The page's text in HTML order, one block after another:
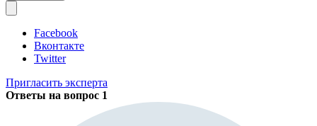
Facebook
Вконтакте
Twitter
Пригласить эксперта
Ответы на вопрос 1